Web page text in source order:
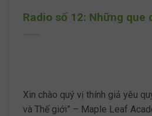
Radio số 12: Những que
Xin chào quý vị thính giả yêu
và Thế giới” – Maple Leaf